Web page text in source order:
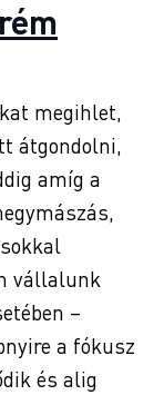
megihlet,
átgondolni,
amíg a
vállalunk
–
a fókusz
és alig